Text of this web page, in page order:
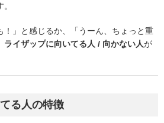
！」と感じるか、「うーん、ちょっと重
ライザップに向いてる人 / 向かない人が
る人の特徴